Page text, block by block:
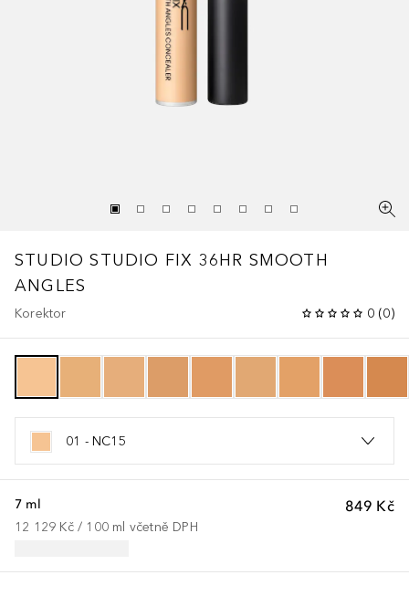
STUDIO STUDIO FIX 36HR SMOOTH
ANGLES
Korektor 0 (0)
01 - NC15
849 Kč
7 ml
12 129 Kč / 100 ml včetně DPH